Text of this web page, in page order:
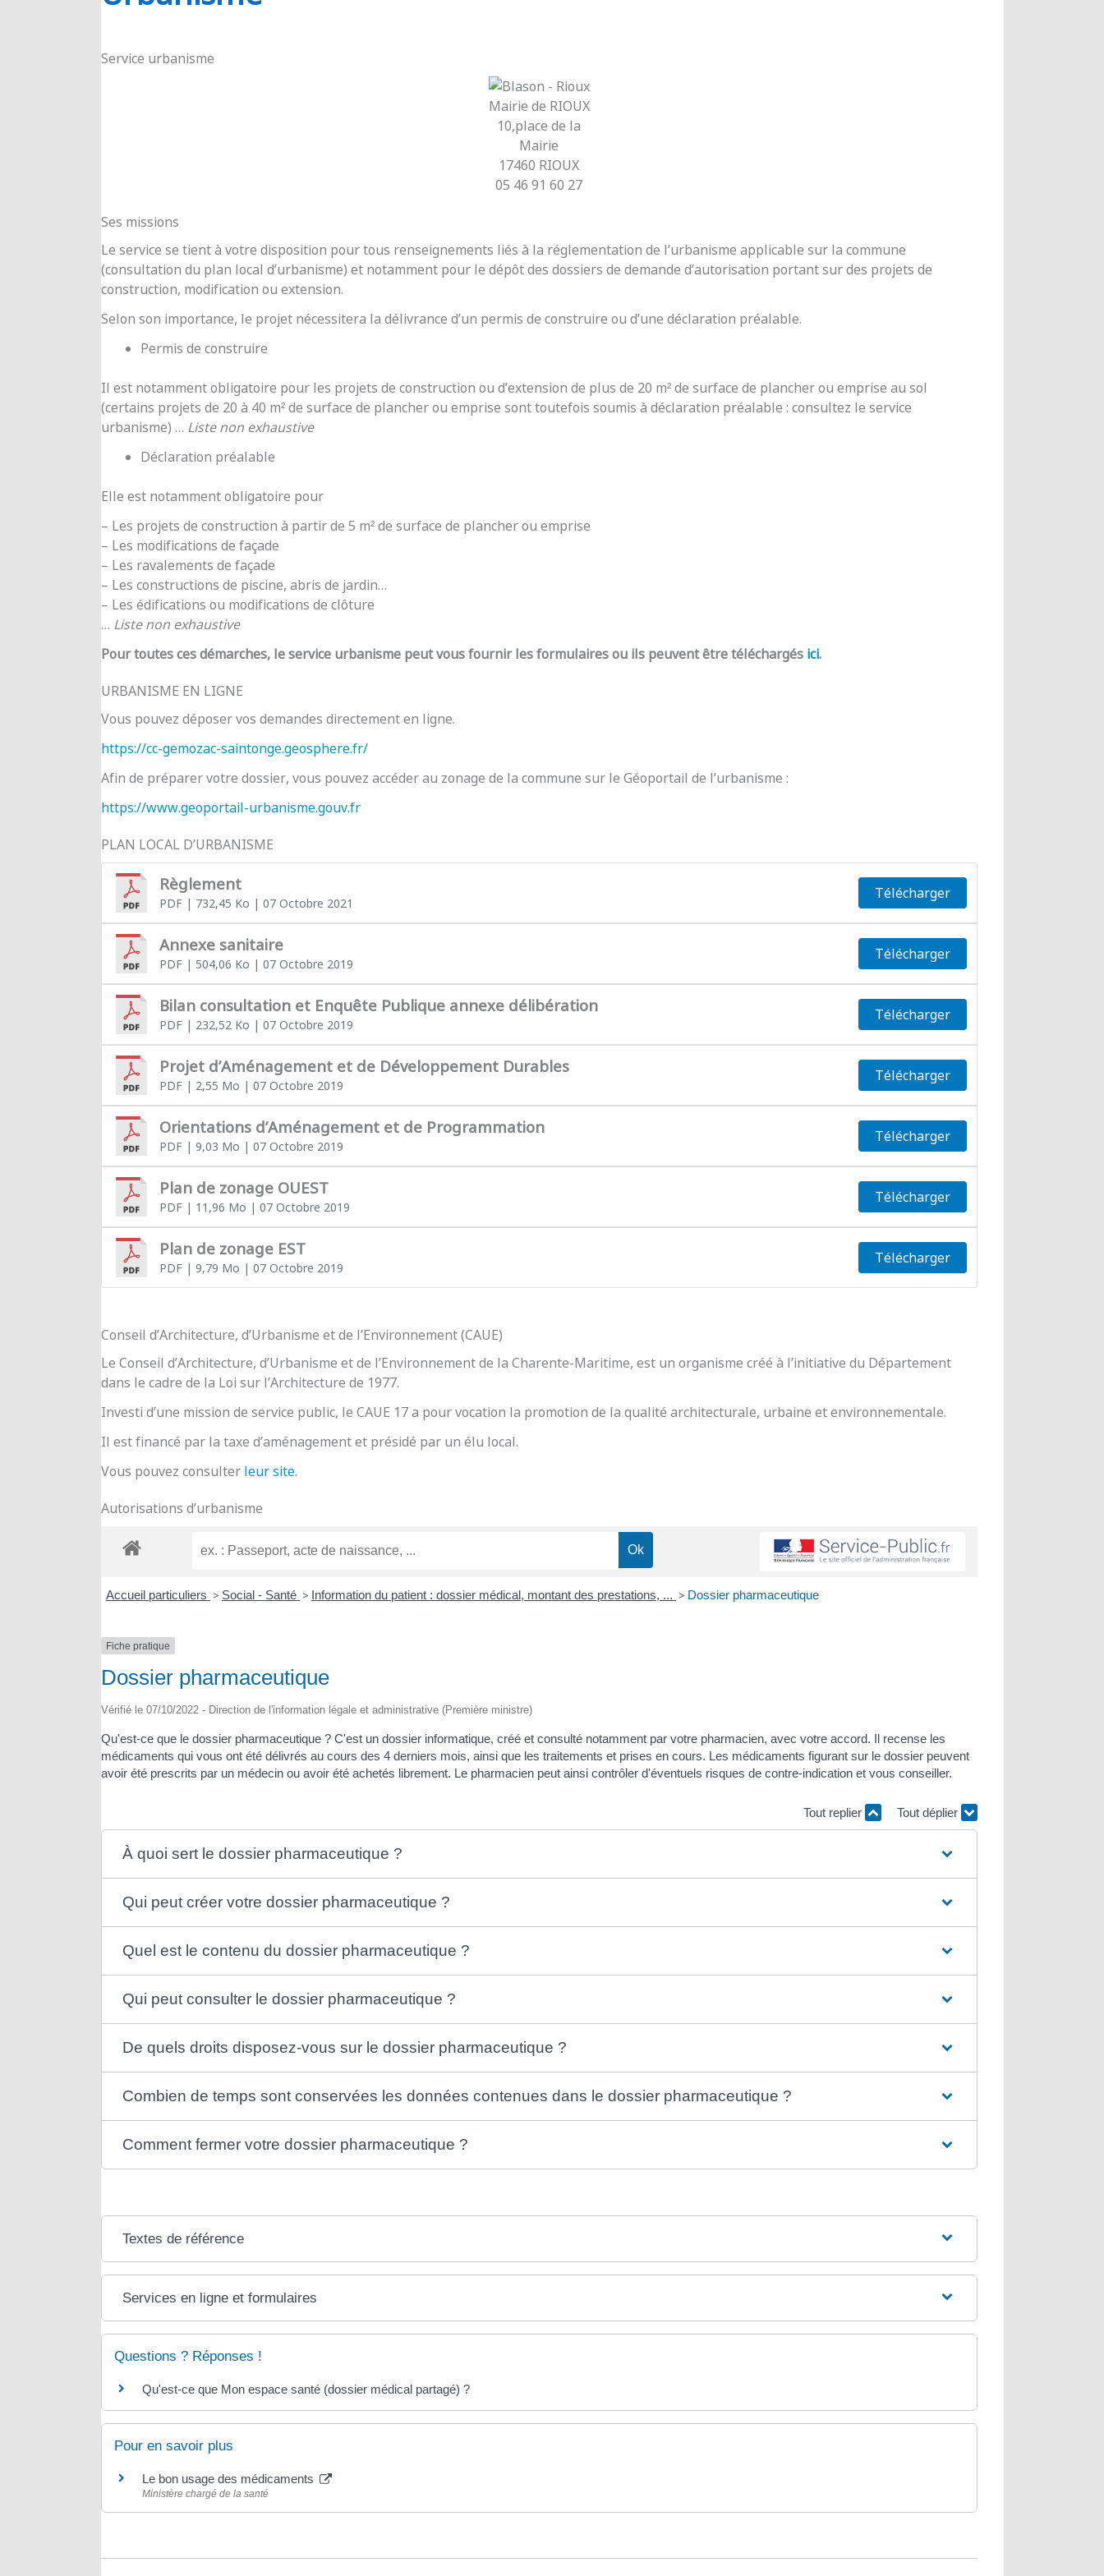
Service urbanisme
Mairie de RIOUX
10,place de la
Mairie
17460 RIOUX
05 46 91 60 27
Ses missions
Le service se tient à votre disposition pour tous renseignements liés à la réglementation de l’urbanisme applicable sur la commune
(consultation du plan local d’urbanisme) et notamment pour le dépôt des dossiers de demande d’autorisation portant sur des projets de
construction, modification ou extension.
Selon son importance, le projet nécessitera la délivrance d’un permis de construire ou d’une déclaration préalable.
Permis de construire
Il est notamment obligatoire pour les projets de construction ou d’extension de plus de 20 m² de surface de plancher ou emprise au sol
(certains projets de 20 à 40 m² de surface de plancher ou emprise sont toutefois soumis à déclaration préalable : consultez le service
urbanisme) … Liste non exhaustive
Déclaration préalable
Elle est notamment obligatoire pour
– Les projets de construction à partir de 5 m² de surface de plancher ou emprise
– Les modifications de façade
– Les ravalements de façade
– Les constructions de piscine, abris de jardin…
– Les édifications ou modifications de clôture
… Liste non exhaustive
Pour toutes ces démarches, le service urbanisme peut vous fournir les formulaires ou ils peuvent être téléchargés ici.
URBANISME EN LIGNE
Vous pouvez déposer vos demandes directement en ligne.
https://cc-gemozac-saintonge.geosphere.fr/
Afin de préparer votre dossier, vous pouvez accéder au zonage de la commune sur le Géoportail de l’urbanisme :
https://www.geoportail-urbanisme.gouv.fr
PLAN LOCAL D’URBANISME
Règlement
PDF| 732,45 Ko | 07 Octobre 2021
Télécharger
Annexe sanitaire
PDF| 504,06 Ko | 07 Octobre 2019
Télécharger
Bilan consultation et Enquête Publique annexe délibération
PDF| 232,52 Ko | 07 Octobre 2019
Télécharger
Projet d’Aménagement et de Développement Durables
PDF| 2,55 Mo | 07 Octobre 2019
Télécharger
Orientations d’Aménagement et de Programmation
PDF| 9,03 Mo | 07 Octobre 2019
Télécharger
Plan de zonage OUEST
PDF| 11,96 Mo | 07 Octobre 2019
Télécharger
Plan de zonage EST
PDF| 9,79 Mo | 07 Octobre 2019
Télécharger
Conseil d’Architecture, d’Urbanisme et de l’Environnement (CAUE)
Le Conseil d’Architecture, d’Urbanisme et de l’Environnement de la Charente-Maritime, est un organisme créé à l’initiative du Département
dans le cadre de la Loi sur l’Architecture de 1977.
Investi d’une mission de service public, le CAUE 17 a pour vocation la promotion de la qualité architecturale, urbaine et environnementale.
Il est financé par la taxe d’aménagement et présidé par un élu local.
Vous pouvez consulter leur site.
Autorisations d’urbanisme
Accueil particuliers > Social - Santé > Information du patient : dossier médical, montant des prestations, ... > Dossier pharmaceutique
Fiche pratique
Dossier pharmaceutique
Vérifié le 07/10/2022 - Direction de l'information légale et administrative (Première ministre)
Qu'est-ce que le dossier pharmaceutique ? C'est un dossier informatique, créé et consulté notamment par votre pharmacien, avec votre accord. Il recense les
médicaments qui vous ont été délivrés au cours des 4 derniers mois, ainsi que les traitements et prises en cours. Les médicaments figurant sur le dossier peuvent
avoir été prescrits par un médecin ou avoir été achetés librement. Le pharmacien peut ainsi contrôler d'éventuels risques de contre-indication et vous conseiller.
Tout replier Tout déplier
À quoi sert le dossier pharmaceutique ?
Qui peut créer votre dossier pharmaceutique ?
Quel est le contenu du dossier pharmaceutique ?
Qui peut consulter le dossier pharmaceutique ?
De quels droits disposez-vous sur le dossier pharmaceutique ?
Combien de temps sont conservées les données contenues dans le dossier pharmaceutique ?
Comment fermer votre dossier pharmaceutique ?
Textes de référence
Services en ligne et formulaires
Questions ? Réponses !
Qu'est-ce que Mon espace santé (dossier médical partagé) ?
Pour en savoir plus
Le bon usage des médicaments
Ministère chargé de la santé